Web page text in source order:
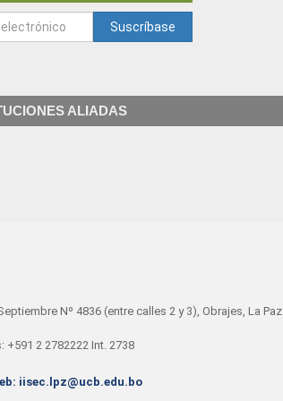
Suscríbase
ALIADAS
Nº 4836 (entre calles 2 y 3), Obrajes, La Paz
+591 2 2782222 Int. 2738
iisec.lpz@ucb.edu.bo